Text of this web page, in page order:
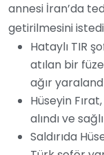
annesi İran’da
getirilmesini
Hataylı TIR
atılan bir
ağır
Hüseyin
alındı ve
Saldırıda